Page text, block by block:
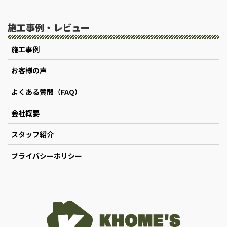
施工事例・レビュー
施工事例
お客様の声
よくある質問（FAQ）
会社概要
スタッフ紹介
プライバシーポリシー